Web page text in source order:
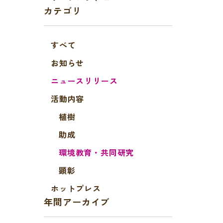
カテゴリ
すべて
お知らせ
ニュースリリース
活動内容
植樹
助成
環境教育・共同研究
顕彰
ホットプレス
年間アーカイブ